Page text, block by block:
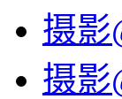
摄影
摄影